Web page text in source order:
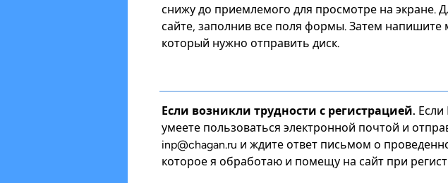
снижу до приемлемого для просмотре на
сайте, заполнив все поля формы. Затем
который нужно отправить диск.
Если возникли трудности с регистрацией. Если
умеете пользоваться электронной почтой и
inp@chagan.ru и ждите ответ письмом о
которое я обработаю и помещу на сайт при